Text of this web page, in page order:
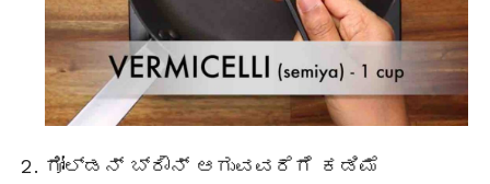
ಗೋಲ್ಡನ್ ಬ್ರೌನ್ ಆಗುವವರೆಗೆ ಕಡಿಮೆ